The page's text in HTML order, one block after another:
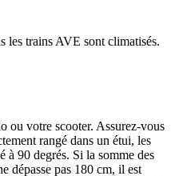
les trains AVE sont climatisés.
ou votre scooter. Assurez-vous
rangé dans un étui, les
à 90 degrés. Si la somme des
dépasse pas 180 cm, il est